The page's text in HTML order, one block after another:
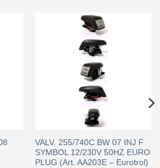
VALV. 255/740C BW 07 INJ F
SYMBOL 12/230V 50HZ EURO
PLUG (Art. AA203E – Eurotrol)